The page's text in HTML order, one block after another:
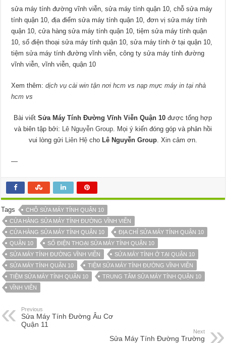
sửa máy tính đường vĩnh viễn, sửa máy tính quận 10, chỗ sửa máy
tính quận 10, địa điểm sửa máy tính quận 10, đơn vị sửa máy tính
quận 10, cửa hàng sửa máy tính quận 10, tiệm sửa máy tính quận
10, số điện thoại sửa máy tính quận 10, sửa máy tính ở tại quận 10,
tiệm sửa máy tính đường vĩnh viễn, công ty sửa máy tính đường
vĩnh viễn, vĩnh viễn, quận 10
Xem thêm:dịch vụ cài win tận nơi hcm vsnạp mực máy in tại nhà
hcm vs
Bài viếtSửa Máy Tính Đường Vĩnh Viễn Quận 10 được tổng hợp
và biên tập bởi: Lê Nguyễn Group. Mọi ý kiến đóng góp và phản hồi
vui lòng gửi Liên Hệcho Lê Nguyễn Group. Xin cảm ơn.
—
Tags
CHỖ SỬA MÁY TÍNH QUẬN 10
CỬA HÀNG SỬA MÁY TÍNH ĐƯỜNG VĨNH VIỄN
CỬA HÀNG SỬA MÁY TÍNH QUẬN 10
ĐỊA CHỈ SỬA MÁY TÍNH QUẬN 10
QUẬN 10
SỐ ĐIỆN THOẠI SỬA MÁY TÍNH QUẬN 10
SỬA MÁY TÍNH ĐƯỜNG VĨNH VIỄN
SỬA MÁY TÍNH Ở TẠI QUẬN 10
SỬA MÁY TÍNH QUẬN 10
TIỆM SỬA MÁY TÍNH ĐƯỜNG VĨNH VIỄN
TIỆM SỬA MÁY TÍNH QUẬN 10
TRUNG TÂM SỬA MÁY TÍNH QUẬN 10
VĨNH VIỄN
Previous
Sửa Máy Tính Đường Âu Cơ
Quận 11
Next
Sửa Máy Tính Đường Trường